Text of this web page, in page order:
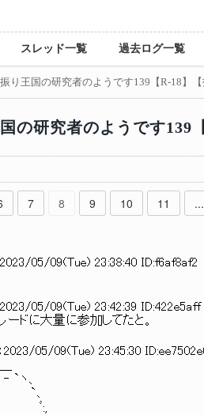
スレッド一覧 過去ログ一覧
り王国の研究者のようです139【R-18】【
の研究者のようです139
7 8 9 10 11 ...
2023/05/09(Tue) 23:38:40 ID:f6af8af2
2023/05/09(Tue) 23:42:39 ID:422e5aff
ドに大量に参加してたと。
2023/05/09(Tue) 23:45:30
、
`､
:,